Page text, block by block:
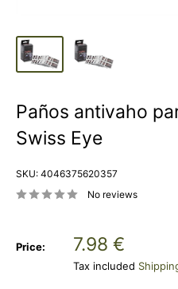
Paños antivaho
Swiss Eye
SKU: 4046375620357
No reviews
Price:
Sale
price
7.98 €
Tax included